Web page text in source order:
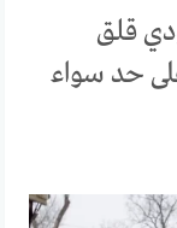
قلق
حد سواء